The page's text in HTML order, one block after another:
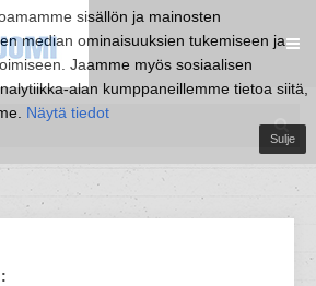
sisällön ja mainosten
median ominaisuuksien tukemiseen ja
Jaamme myös sosiaalisen
alan kumppaneillemme tietoa siitä,
Näytä tiedot
Sulje